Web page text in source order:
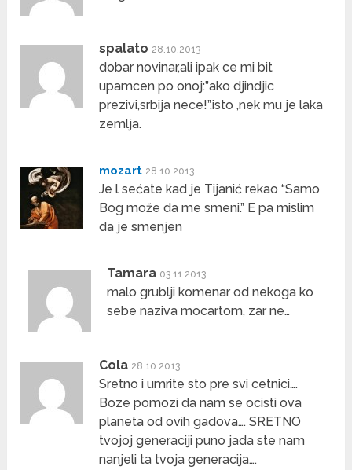
spalato 28.10.2013
dobar novinar,ali ipak ce mi bit
upamcen po onoj:”ako djindjic
prezivi,srbija nece!”.isto ,nek mu je laka
zemlja.
mozart 28.10.2013
Je l sećate kad je Tijanić rekao “Samo
Bog može da me smeni.” E pa mislim
da je smenjen
Tamara 03.11.2013
malo grublji komenar od nekoga ko
sebe naziva mocartom, zar ne…
Cola 28.10.2013
Sretno i umrite sto pre svi cetnici….
Boze pomozi da nam se ocisti ova
planeta od ovih gadova…. SRETNO
tvojoj generaciji puno jada ste nam
nanjeli ta tvoja generacija….